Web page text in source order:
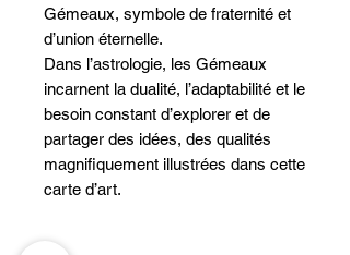
Gémeaux, symbole de fraternité et
d’union éternelle.
Dans l’astrologie, les Gémeaux
incarnent la dualité, l’adaptabilité et le
besoin constant d’explorer et de
partager des idées, des qualités
magnifiquement illustrées dans cette
carte d’art.